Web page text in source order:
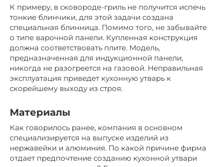
К примеру, в сковороде-гриль не получится испечь
тонкие блинчики, для этой задачи создана
специальная блинница. Помимо того, не забывайте
о типе варочной панели. Купленная конструкция
должна соответствовать плите. Модель,
предназначенная для индукционной панели,
никогда не разогреется на газовой. Неправильная
эксплуатация приведет кухонную утварь к
скорейшему выходу из строя.
Материалы
Как говорилось ранее, компания в основном
специализируется на выпуске изделий из
нержавейки и алюминия. По какой причине фирма
отдает предпочтение созданию кухонной утвари